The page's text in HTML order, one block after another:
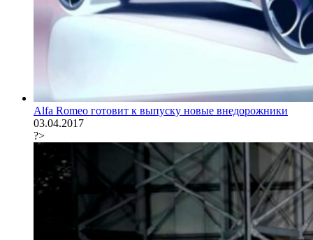
Alfa Romeo готовит к выпуску новые внедорожники
03.04.2017
?>